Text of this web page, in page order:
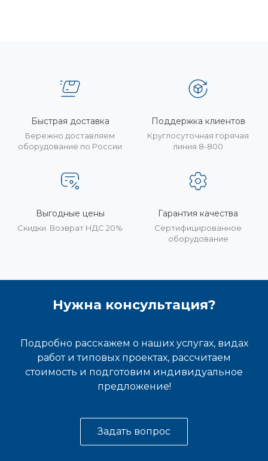
Быстрая доставка
Бережно доставляем
оборудование по России
Поддержка клиентов
Круглосуточная горячая
линия 8-800
Выгодные цены
Скидки. Возврат НДС 20%
Гарантия качества
Сертифицированное
оборудование
Нужна консультация?
Подробно расскажем о наших услугах, видах
работ и типовых проектах, рассчитаем
стоимость и подготовим индивидуальное
предложение!
Задать вопрос